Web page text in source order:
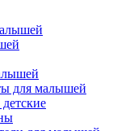
для малышей